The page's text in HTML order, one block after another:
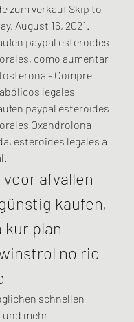
zum verkauf Skip to
August 16, 2021.
paypal esteroides
como aumentar
- Compre
legales
paypal esteroides
Oxandrolona
esteroides legales a
afvallen
kaufen,
kur plan
no rio
schnellen
und mehr